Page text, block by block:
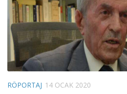
RÖPORTAJ 14 OCAK 2020